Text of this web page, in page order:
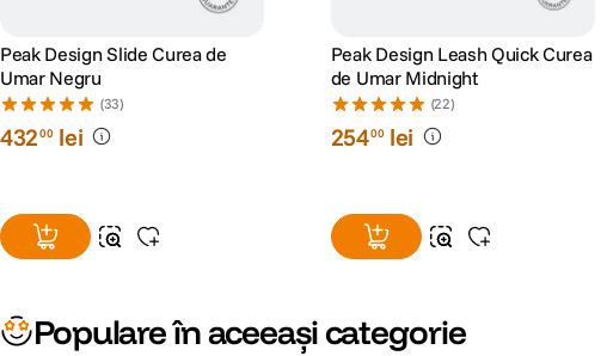
Peak Design Slide Curea de
Umar Negru
(33)
43200 lei
Peak Design Leash Quick Curea
de Umar Midnight
(22)
25400 lei
Populare în aceeași categorie